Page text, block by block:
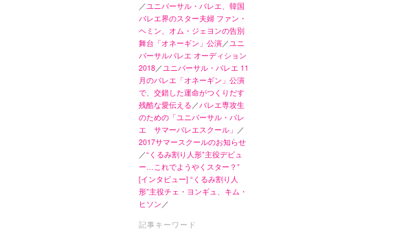
／ユニバーサル・バレエ、韓国
バレエ界のスター夫婦 ファン・
ヘミン、オム・ジェヨンの告別
舞台「オネーギン」公演／ユニ
バーサルバレエ オーディション
2018／ユニバーサル・バレエ 11
月のバレエ「オネーギン」公演
で、交錯した運命がつくりだす
残酷な愛伝える ／バレエ専攻生
のための「ユニバーサル・バレ
エ サマーバレエスクール」 ／
2017サマースクールのお知らせ
／“くるみ割り人形”主役デビュ
ー…これでようやくスター？”
[インタビュー] “くるみ割り人
形”主役チェ・ヨンギュ、キム・
ヒソン ／
記事キーワード